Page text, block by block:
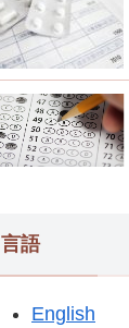
言語
English